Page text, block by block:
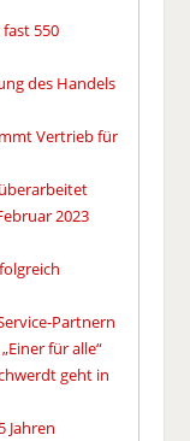
550
des Handels
Vertrieb für
2023
Partnern
für alle“
geht in
Jahren